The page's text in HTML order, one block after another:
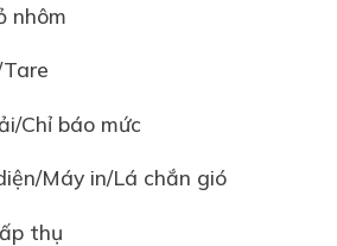
nhôm
Chỉ báo mức
Máy in/Lá chắn gió
thụ